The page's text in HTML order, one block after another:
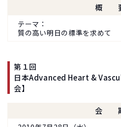
概
テーマ
質の高い明日の標準を求めて
第１回
日本Advanced Heart &
会】
会